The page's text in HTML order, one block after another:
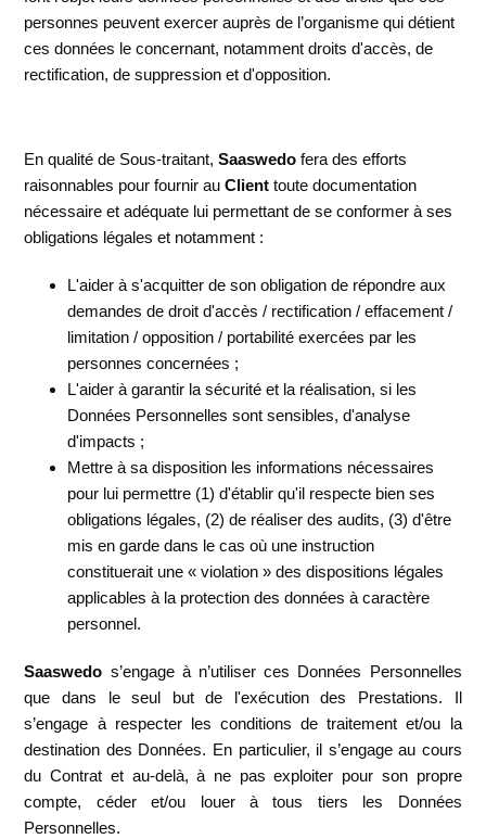
personnes peuvent exercer auprès de l’organisme qui détient
ces données le concernant, notamment droits d'accès, de
rectification, de suppression et d'opposition.
En qualité de Sous-traitant,Saaswedo fera des efforts
raisonnables pour fournir auClient toute documentation
nécessaire et adéquate lui permettant de se conformer à ses
obligations légales et notamment :
L'aider à s'acquitter de son obligation de répondre aux
demandes de droit d'accès / rectification / effacement /
limitation / opposition / portabilité exercées par les
personnes concernées ;
L'aider à garantir la sécurité et la réalisation, si les
Données Personnelles sont sensibles, d'analyse
d'impacts ;
Mettre à sa disposition les informations nécessaires
pour lui permettre (1) d'établir qu'il respecte bien ses
obligations légales, (2) de réaliser des audits, (3) d'être
mis en garde dans le cas où une instruction
constituerait une « violation » des dispositions légales
applicables à la protection des données à caractère
personnel.
Saaswedo s’engage à n’utiliser ces Données Personnelles
que dans le seul but de l'exécution des Prestations. Il
s’engage à respecter les conditions de traitement et/ou la
destination des Données. En particulier, il s’engage au cours
du Contrat et au-delà, à ne pas exploiter pour son propre
compte, céder et/ou louer à tous tiers les Données
Personnelles.